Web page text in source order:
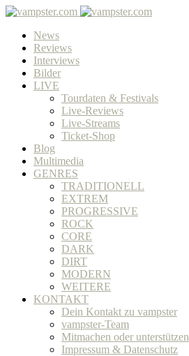
News
Reviews
Interviews
Bilder
LIVE
Tourdaten & Festivals
Live-Reviews
Live-Streams
Ticket-Shop
Blog
Multimedia
GENRES
TRADITIONELL
EXTREM
PROGRESSIVE
ROCK
CORE
DARK
DIRT
MODERN
WEITERE
KONTAKT
Dein Kontakt zu vampster
vampster-Team
Mitmachen oder unterstützen
Impressum & Datenschutz